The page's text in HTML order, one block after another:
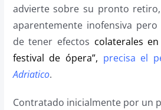
advierte sobre su pronto
aparentemente inofensiva
de tener efectos colaterales
festival de ópera”, precisa el
Adriatico.
Contratado inicialmente por un